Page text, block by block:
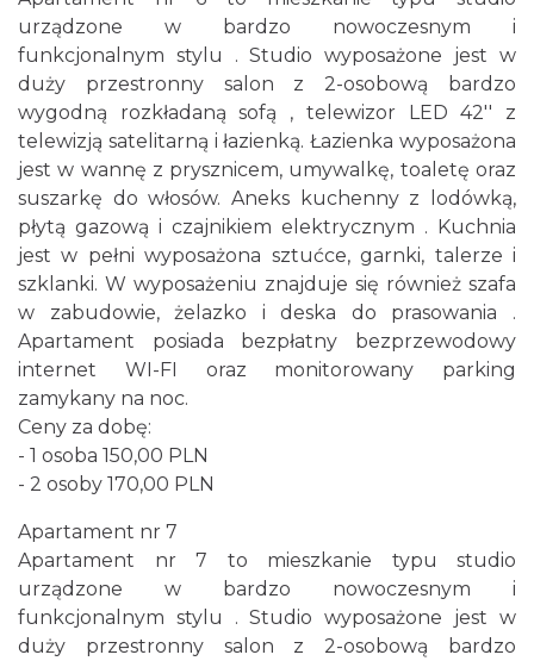
urządzone w bardzo nowoczesnym i
funkcjonalnym stylu . Studio wyposażone jest w
duży przestronny salon z 2-osobową bardzo
wygodną rozkładaną sofą , telewizor LED 42'' z
telewizją satelitarną i łazienką. Łazienka wyposażona
jest w wannę z prysznicem, umywalkę, toaletę oraz
suszarkę do włosów. Aneks kuchenny z lodówką,
płytą gazową i czajnikiem elektrycznym . Kuchnia
jest w pełni wyposażona sztućce, garnki, talerze i
szklanki. W wyposażeniu znajduje się również szafa
w zabudowie, żelazko i deska do prasowania .
Apartament posiada bezpłatny bezprzewodowy
internet WI-FI oraz monitorowany parking
zamykany na noc.
Ceny za dobę:
- 1 osoba 150,00 PLN
- 2 osoby 170,00 PLN
Apartament nr 7
Apartament nr 7 to mieszkanie typu studio
urządzone w bardzo nowoczesnym i
funkcjonalnym stylu . Studio wyposażone jest w
duży przestronny salon z 2-osobową bardzo